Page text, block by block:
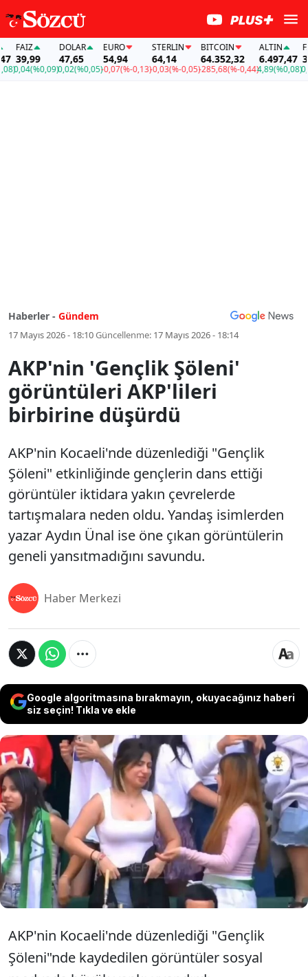
FAİZ
39,99
(%0,09)
DOLAR
47,65
0,02(%0,05)
EURO
54,94
-0,07(%-0,13)
STERLIN
64,14
-0,03(%-0,05)
BITCOIN
64.352,32
-285,68(%-0,44)
ALTIN
6.497,47
4,89(%0,08)
FAİZ
0,04
Haberler - Gündem
17 Mayıs 2026 - 18:10Güncellenme: 17 Mayıs 2026 - 18:14
AKP'nin 'Gençlik Şöleni'
görüntüleri AKP'lileri
birbirine düşürdü
AKP'nin Kocaeli'nde düzenlediği "Gençlik
Şöleni" etkinliğinde gençlerin dans ettiği
görüntüler iktidara yakın çevrelerde
tartışmalara neden oldu. Yandaş isimlerden
yazar Aydın Ünal ise öne çıkan görüntülerin
geneli yansıtmadığını savundu.
Haber Merkezi
Google algoritmasına bırakmayın, okuyacağınız haberi
siz seçin! Tıkla ve ekle
AKP'nin Kocaeli'nde düzenlediği "Gençlik
Şöleni" etkinliğinde gençlerin dans ettiği
görüntüler iktidara yakın çevrelerde
tartışmalara neden oldu. Yandaş isimlerden
yazar Aydın Ünal ise öne çıkan görüntülerin
geneli yansıtmadığını savundu.
AKP'nin Kocaeli'nde düzenlediği "Gençlik
Şöleni"nde kaydedilen görüntüler sosyal